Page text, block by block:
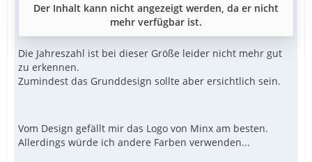
Der Inhalt kann nicht angezeigt werden, da er nicht
mehr verfügbar ist.
Die Jahreszahl ist bei dieser Größe leider nicht mehr gut
zu erkennen.
Zumindest das Grunddesign sollte aber ersichtlich sein.
Vom Design gefällt mir das Logo von Minx am besten.
Allerdings würde ich andere Farben verwenden...